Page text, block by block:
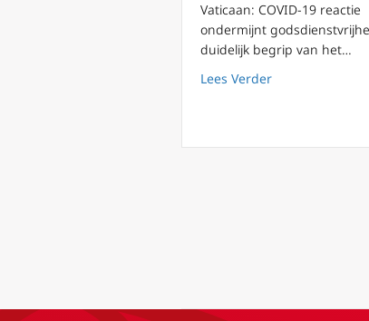
Vaticaan: COVID-19 reactie
ondermijnt
duidelijk begrip van het…
Lees Verderabout